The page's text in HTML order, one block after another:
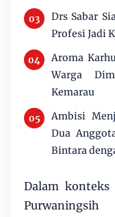
Drs Sabar
Profesi Jadi
Aroma
Warga
Kemarau
Ambisi
Dua
Bintara
Dalam